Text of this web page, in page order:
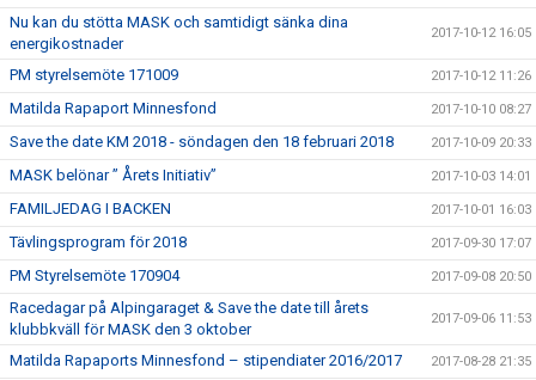
Nu kan du stötta MASK och samtidigt sänka dina
energikostnader
2017-10-12 16:05
PM styrelsemöte 171009 2017-10-12 11:26
Matilda Rapaport Minnesfond 2017-10-10 08:27
Save the date KM 2018 - söndagen den 18 februari 2018 2017-10-09 20:33
MASK belönar ” Årets Initiativ” 2017-10-03 14:01
FAMILJEDAG I BACKEN 2017-10-01 16:03
Tävlingsprogram för 2018 2017-09-30 17:07
PM Styrelsemöte 170904 2017-09-08 20:50
Racedagar på Alpingaraget & Save the date till årets
klubbkväll för MASK den 3 oktober
2017-09-06 11:53
Matilda Rapaports Minnesfond – stipendiater 2016/2017 2017-08-28 21:35